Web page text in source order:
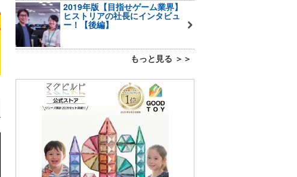
2019年版【目指せゲーム業界】
ヒストリアの社長にインタビュ
ー！【後編】
もっと見る ＞＞